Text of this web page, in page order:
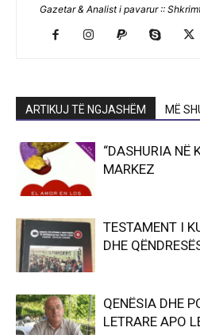
Gazetar & Analist i pavarur ::
ARTIKUJ TË NGJASHËM MË
“DASHURIA NË
MARKEZ
TESTAMENT I
DHE
QENËSIA DHE
LETRARE APO